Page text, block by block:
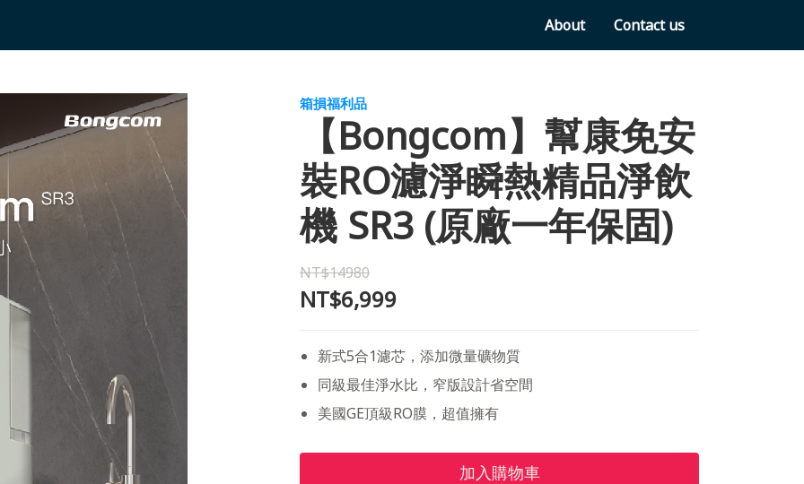
About Contact us
箱損福利品
【Bongcom】幫康免安
裝RO濾淨瞬熱精品淨飲
機 SR3 (原廠一年保固)
NT$14980
NT$6,999
新式5合1濾芯，添加微量礦物質
同級最佳淨水比，窄版設計省空間
美國GE頂級RO膜，超值擁有
加入購物車